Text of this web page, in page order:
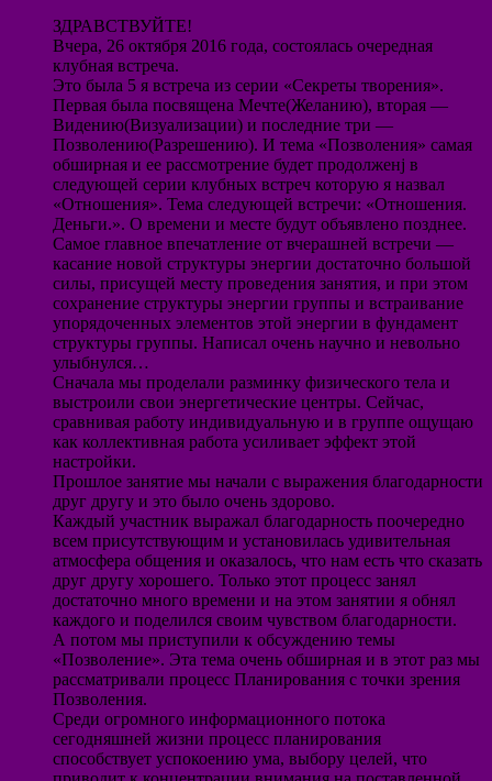
ЗДРАВСТВУЙТЕ!
Вчера, 26 октября 2016 года, состоялась очередная
клубная встреча.
Это была 5 я встреча из серии «Секреты творения».
Первая была посвящена Мечте(Желанию), вторая —
Видению(Визуализации) и последние три —
Позволению(Разрешению). И тема «Позволения» самая
обширная и ее рассмотрение будет продолженj в
следующей серии клубных встреч которую я назвал
«Отношения». Тема следующей встречи: «Отношения.
Деньги.». О времени и месте будут объявлено позднее.
Самое главное впечатление от вчерашней встречи —
касание новой структуры энергии достаточно большой
силы, присущей месту проведения занятия, и при этом
сохранение структуры энергии группы и встраивание
упорядоченных элементов этой энергии в фундамент
структуры группы. Написал очень научно и невольно
улыбнулся…
Сначала мы проделали разминку физического тела и
выстроили свои энергетические центры. Сейчас,
сравнивая работу индивидуальную и в группе ощущаю
как коллективная работа усиливает эффект этой
настройки.
Прошлое занятие мы начали с выражения благодарности
друг другу и это было очень здорово.
Каждый участник выражал благодарность поочередно
всем присутствующим и установилась удивительная
атмосфера общения и оказалось, что нам есть что сказать
друг другу хорошего. Только этот процесс занял
достаточно много времени и на этом занятии я обнял
каждого и поделился своим чувством благодарности.
А потом мы приступили к обсуждению темы
«Позволение». Эта тема очень обширная и в этот раз мы
рассматривали процесс Планирования с точки зрения
Позволения.
Среди огромного информационного потока
сегодняшней жизни процесс планирования
способствует успокоению ума, выбору целей, что